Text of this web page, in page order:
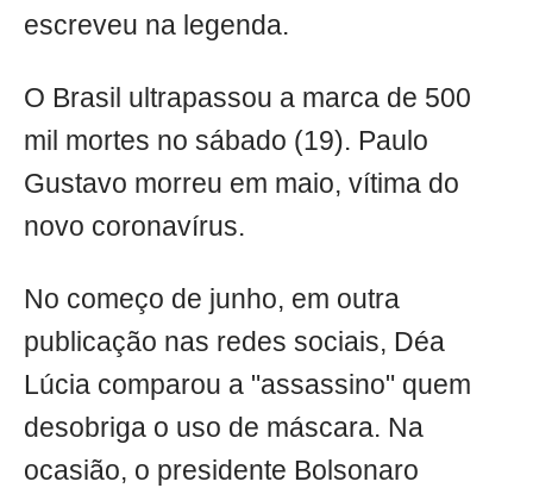
escreveu na legenda.
O Brasil ultrapassou a marca de 500
mil mortes no sábado (19). Paulo
Gustavo morreu em maio, vítima do
novo coronavírus.
No começo de junho, em outra
publicação nas redes sociais, Déa
Lúcia comparou a "assassino" quem
desobriga o uso de máscara. Na
ocasião, o presidente Bolsonaro